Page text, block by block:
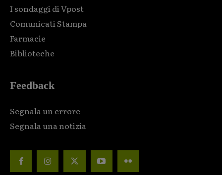
I sondaggi di Vpost
Comunicati Stampa
Farmacie
Biblioteche
Feedback
Segnala un errore
Segnala una notizia